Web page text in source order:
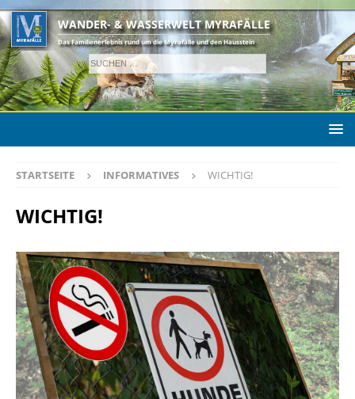
WANDER- & WASSERWELT MYRAFÄLLE
Das Familienerlebnis rund um die Myrafälle und den Hausstein
STARTSEITE INFORMATIVES WICHTIG!
WICHTIG!